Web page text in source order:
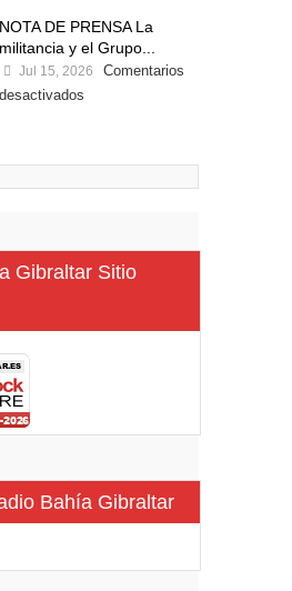
NOTA DE PRENSA La
militancia y el Grupo...
Jul 15, 2026
Comentarios
desactivados
Gibraltar Sitio
Bahía Gibraltar